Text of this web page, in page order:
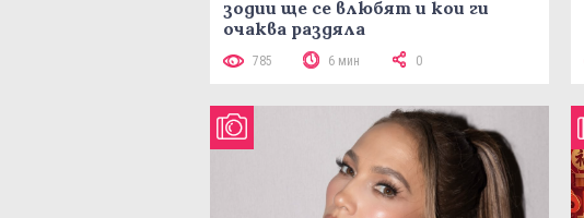
зодии ще се влюбят и кои ги
очаква раздяла
785 6 мин 0